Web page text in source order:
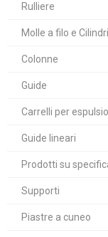
Rulliere
Molle a filo e
Colonne
Guide
Carrelli per
Guide lineari
Prodotti su
Supporti
Piastre a cuneo